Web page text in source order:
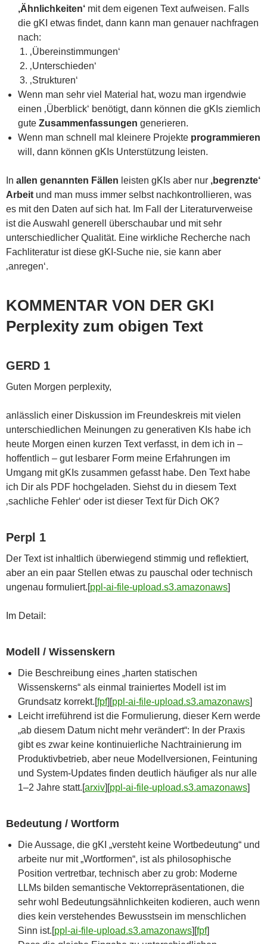
‚Ähnlichkeiten‘ mit dem eigenen Text aufweisen. Falls
die gKI etwas findet, dann kann man genauer nachfragen
nach:
‚Übereinstimmungen‘
‚Unterschieden‘
‚Strukturen‘
Wenn man sehr viel Material hat, wozu man irgendwie
einen ‚Überblick‘ benötigt, dann können die gKIs ziemlich
gute Zusammenfassungen generieren.
Wenn man schnell mal kleinere Projekte programmieren
will, dann können gKIs Unterstützung leisten.
In allen genannten Fällen leisten gKIs aber nur ‚begrenzte‘
Arbeit und man muss immer selbst nachkontrollieren, was
es mit den Daten auf sich hat. Im Fall der Literaturverweise
ist die Auswahl generell überschaubar und mit sehr
unterschiedlicher Qualität. Eine wirkliche Recherche nach
Fachliteratur ist diese gKI-Suche nie, sie kann aber
‚anregen‘.
KOMMENTAR VON DER GKI
Perplexity zum obigen Text
GERD 1
Guten Morgen perplexity,
anlässlich einer Diskussion im Freundeskreis mit vielen
unterschiedlichen Meinungen zu generativen KIs habe ich
heute Morgen einen kurzen Text verfasst, in dem ich in –
hoffentlich – gut lesbarer Form meine Erfahrungen im
Umgang mit gKIs zusammen gefasst habe. Den Text habe
ich Dir als PDF hochgeladen. Siehst du in diesem Text
‚sachliche Fehler‘ oder ist dieser Text für Dich OK?
Perpl 1
Der Text ist inhaltlich überwiegend stimmig und reflektiert,
aber an ein paar Stellen etwas zu pauschal oder technisch
ungenau formuliert.[ppl-ai-file-upload.s3.amazonaws]​
Im Detail:
Modell / Wissenskern
Die Beschreibung eines „harten statischen
Wissenskerns“ als einmal trainiertes Modell ist im
Grundsatz korrekt.[fpf]​[ppl-ai-file-upload.s3.amazonaws]​
Leicht irreführend ist die Formulierung, dieser Kern werde
„ab diesem Datum nicht mehr verändert“: In der Praxis
gibt es zwar keine kontinuierliche Nachtrainierung im
Produktivbetrieb, aber neue Modellversionen, Feintuning
und System-Updates finden deutlich häufiger als nur alle
1–2 Jahre statt.[arxiv]​[ppl-ai-file-upload.s3.amazonaws]​
Bedeutung / Wortform
Die Aussage, die gKI „versteht keine Wortbedeutung“ und
arbeite nur mit „Wortformen“, ist als philosophische
Position vertretbar, technisch aber zu grob: Moderne
LLMs bilden semantische Vektorrepräsentationen, die
sehr wohl Bedeutungsähnlichkeiten kodieren, auch wenn
dies kein verstehendes Bewusstsein im menschlichen
Sinn ist.[ppl-ai-file-upload.s3.amazonaws]​[fpf]​